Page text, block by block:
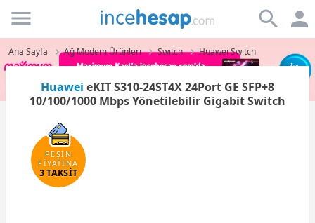
Incehesap
Ana Sayfa Ağ Modem Ürünleri Switch Huawei Switch
Huawei eKIT S310-24ST4X 24Port GE SFP+8
10/100/1000 Mbps Yönetilebilir Gigabit Switch
PEŞİN
FİYATINA
3 TAKSİT